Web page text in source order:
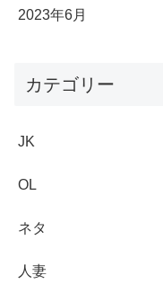
2023年6月
カテゴリー
JK
OL
ネタ
人妻